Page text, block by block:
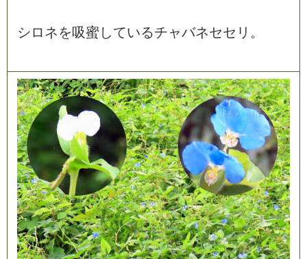
シロネを吸蜜しているチャバネセセ リ 。